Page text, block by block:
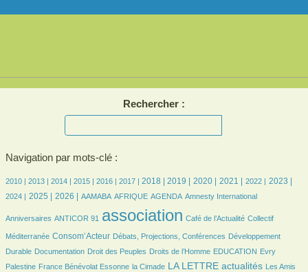
Rechercher :
Navigation par mots-clé :
6/2665
2010 |
7/26652013 |
198/2665 2014 |
356/2665 2015 |
422/2665 2016 |
459/2665 2017 |
737/2665 2018 |
699/2665 2019 |
591/2665 2020 |
622/2665 2021 |
564/2665 2022 |
619/2665 2023 |
518/2665
2024 |
654/2665
2025 |
841/2665 2026 |
114/2665 AAMABA
233/2665 AFRIQUE
497/2665 AGENDA
9/2665 Amnesty International
57/2665
Anniversaires ANTICOR 91 association Café de l’Actualité Collectif
Méditerranée
803/2665 Consom’Acteur
215/2665 Débats, Projections, Conférences
182/2665
Développement
Durable
72/2665Documentation
41/2665 Droit des Peuples
194/2665 Droits de l’Homme
41/2665 EDUCATION
9/2665
Evry
Palestine
173/2665France Bénévolat Essonne
45/2665 la Cimade
1119/2665 LA LETTRE actualités
37/2665
Les Amis